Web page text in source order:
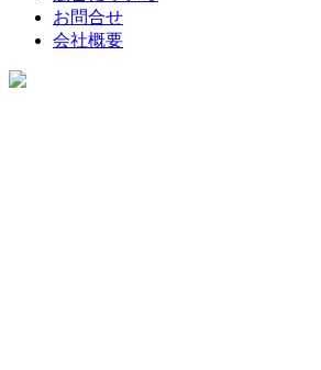
お問合せ
会社概要